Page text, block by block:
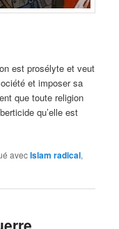
est prosélyte et veut
et imposer sa
que toute religion
qu’elle est
avecIslam radical,